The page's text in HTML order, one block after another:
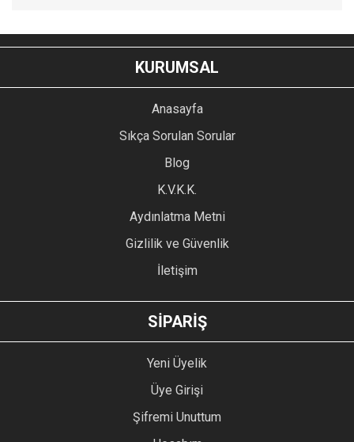
YORUM YAZ
Bu ürünün fiyat bilgisi, resim, ürün açıklamalarında ve diğer
konularda yetersiz gördüğünüz noktaları öneri formunu
kullanarak tarafımıza iletebilirsiniz.
Ürün resmi kalitesiz, bozuk veya görüntülenemiyor.
Ürün açıklamasında eksik bilgiler bulunuyor.
Ürün bilgilerinde hatalar bulunuyor.
Ürün fiyatı diğer sitelerden daha pahalı.
GÖNDER
KURUMSAL
Anasayfa
Sıkça Sorulan Sorular
Blog
K.V.K.K.
Aydınlatma Metni
Gizlilik ve Güvenlik
İletişim
SİPARİŞ
Yeni Üyelik
Üye Girişi
Şifremi Unuttum